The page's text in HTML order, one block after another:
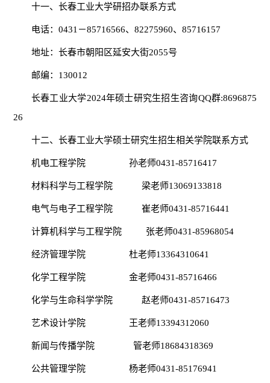
十一、长春工业大学研招办联系方式
电话： 0431－85716566、82275960、85716157
地址：长春市朝阳区延安大街2055号
邮编： 130012
长春工业大学2024年硕士研究生招生咨询QQ群:8696875
26
十二、长春工业大学硕士研究生招生相关学院联系方式
机电工程学院 孙老师0431-85716417
材料科学与工程学院 梁老师13069133818
电气与电子工程学院 崔老师0431-85716441
计算机科学与工程学院 张老师0431-85968054
经济管理学院 杜老师13364310641
化学工程学院 金老师0431-85716466
化学与生命科学学院 赵老师0431-85716473
艺术设计学院 王老师13394312060
新闻与传播学院 管老师18684318369
公共管理学院 杨老师0431-85176941